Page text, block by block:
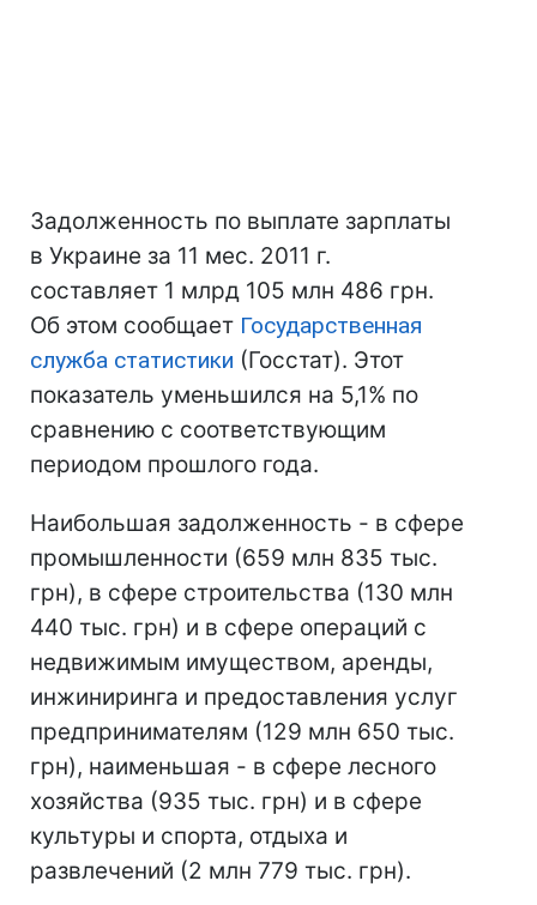
Задолженность по выплате зарплаты
в Украине за 11 мес. 2011 г.
составляет 1 млрд 105 млн 486 грн.
Об этом сообщает Государственная
служба статистики (Госстат). Этот
показатель уменьшился на 5,1% по
сравнению с соответствующим
периодом прошлого года.
Наибольшая задолженность - в сфере
промышленности (659 млн 835 тыс.
грн), в сфере строительства (130 млн
440 тыс. грн) и в сфере операций с
недвижимым имуществом, аренды,
инжиниринга и предоставления услуг
предпринимателям (129 млн 650 тыс.
грн), наименьшая - в сфере лесного
хозяйства (935 тыс. грн) и в сфере
культуры и спорта, отдыха и
развлечений (2 млн 779 тыс. грн).